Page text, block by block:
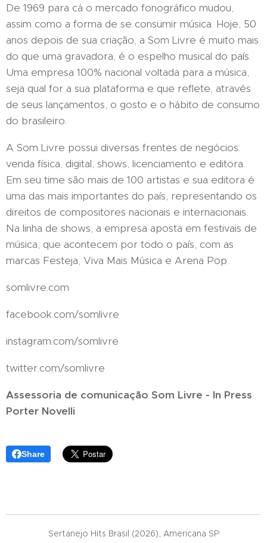
De 1969 para cá o mercado fonográfico mudou,
assim como a forma de se consumir música. Hoje, 50
anos depois de sua criação, a Som Livre é muito mais
do que uma gravadora, é o espelho musical do país.
Uma empresa 100% nacional voltada para a música,
seja qual for a sua plataforma e que reflete, através
de seus lançamentos, o gosto e o hábito de consumo
do brasileiro.
A Som Livre possui diversas frentes de negócios:
venda física, digital, shows, licenciamento e editora.
Em seu time são mais de 100 artistas e sua editora é
uma das mais importantes do país, representando os
direitos de compositores nacionais e internacionais.
Na linha de shows, a empresa aposta em festivais de
música, que acontecem por todo o país, com as
marcas Festeja, Viva Mais Música e Arena Pop.
somlivre.com
facebook.com/somlivre
instagram.com/somlivre
twitter.com/somlivre
Assessoria de comunicação Som Livre - In Press
Porter Novelli
Share
Sertanejo Hits Brasil (2026), Americana SP